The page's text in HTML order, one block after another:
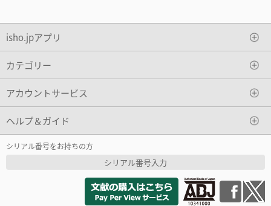
isho.jpアプリ
カテゴリー
アカウントサービス
ヘルプ＆ガイド
シリアル番号をお持ちの方
シリアル番号入力